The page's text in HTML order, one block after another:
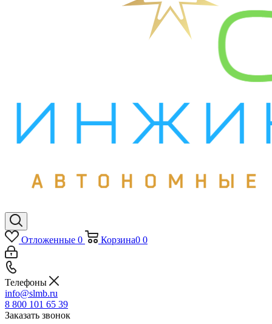
Отложенные 0 Корзина0 0
Телефоны
info@slmb.ru
8 800 101 65 39
Заказать звонок